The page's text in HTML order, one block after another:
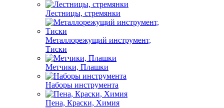
Лестницы, стремянки
Металлорежущий инструмент,
Тиски
Метчики, Плашки
Наборы инструмента
Пена, Краски, Химия